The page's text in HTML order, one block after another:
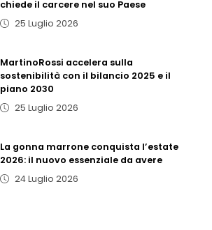
chiede il carcere nel suo Paese
25 Luglio 2026
MartinoRossi accelera sulla
sostenibilità con il bilancio 2025 e il
piano 2030
25 Luglio 2026
La gonna marrone conquista l’estate
2026: il nuovo essenziale da avere
24 Luglio 2026